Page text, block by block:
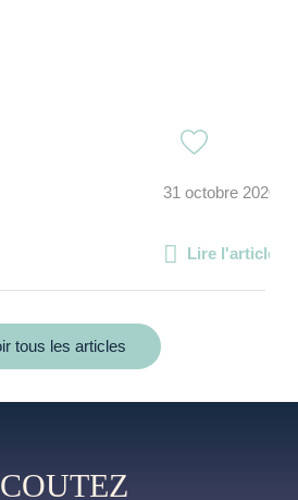
31 octobre 2020
Lire l'article
tous les articles